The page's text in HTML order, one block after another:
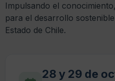
Impulsando el
para el desarrollo
Estado de Chile.
28 y 29 de